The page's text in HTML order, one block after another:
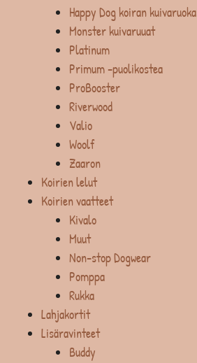
Happy Dog koiran kuivaruoka
Monster kuivaruuat
Platinum
Primum -puolikostea
ProBooster
Riverwood
Valio
Woolf
Zaaron
Koirien lelut
Koirien vaatteet
Kivalo
Muut
Non-stop Dogwear
Pomppa
Rukka
Lahjakortit
Lisäravinteet
Buddy